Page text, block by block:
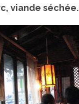
viande séchée.